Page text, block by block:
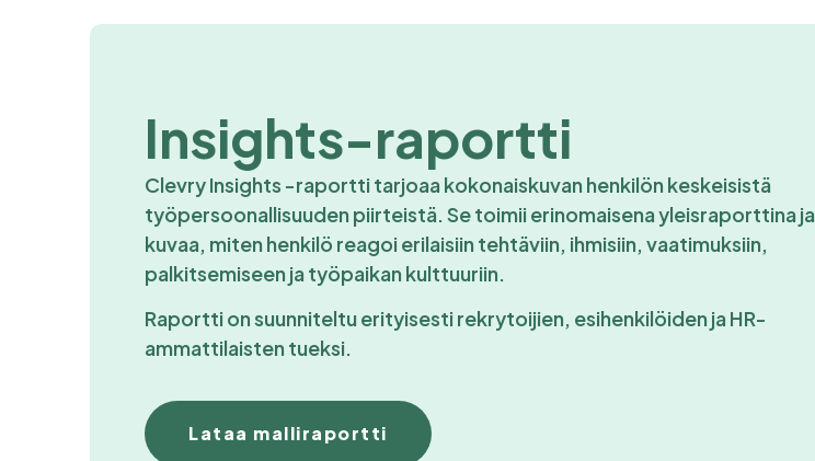
Insights-raportti
Clevry Insights -raportti tarjoaa kokonaiskuvan henkilön keskeisistä
työpersoonallisuuden piirteistä. Se toimii erinomaisena yleisraporttina ja
kuvaa, miten henkilö reagoi erilaisiin tehtäviin, ihmisiin, vaatimuksiin,
palkitsemiseen ja työpaikan kulttuuriin.
Raportti on suunniteltu erityisesti rekrytoijien, esihenkilöiden ja HR-
ammattilaisten tueksi.
Lataa malliraportti